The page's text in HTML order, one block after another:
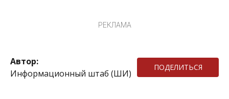
РЕКЛАМА
Автор:
Информационный штаб (ШИ)
ПОДЕЛИТЬСЯ